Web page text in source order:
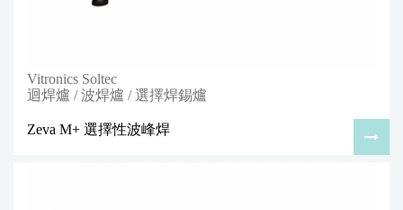
Vitronics Soltec
迴焊爐 / 波焊爐 / 選擇焊錫爐
Zeva M+ 選擇性波峰焊